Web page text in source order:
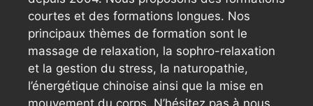
courtes et des formations longues. Nos
principaux thèmes de formation sont le
massage de relaxation, la sophro-relaxation
et la gestion du stress, la naturopathie,
l’énergétique chinoise ainsi que la mise en
mouvement du corps. N’hésitez pas à nous